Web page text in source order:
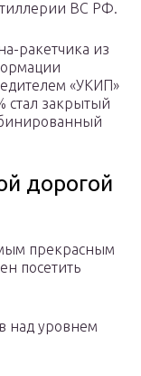
ВС РФ.
ракетчика из
«УКИП»
стал закрытый
дорогой
прекрасным
посетить
над уровнем